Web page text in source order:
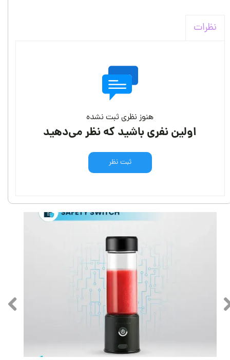
نظرات
هنوز نظری ثبت نشده
اولین نفری باشید که نظر می‌دهید
ثبت نظر